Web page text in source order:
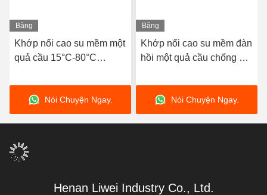
Băng
hình
Khớp nối cao su mềm một
quả cầu 15°C-80°C
trường không khí, mang
lại tuổi thọ cao và độ bền
vượt trội
Nói Chuyện Ngay.
Băng
hình
Khớp nối cao su mềm đàn
hồi một quả cầu chống ăn
hợp cho hệ thống đường
ống động yêu cầu bù trừ
chuyển động
Nói Chuyện Ngay.
Henan Liwei Industry Co., Ltd.